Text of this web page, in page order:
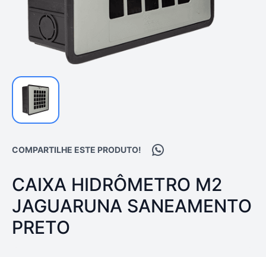
COMPARTILHE ESTE PRODUTO! Compartilhar no
PRODUTO:
CAIXA HIDRÔMETRO M2
JAGUARUNA SANEAMENTO
PRETO